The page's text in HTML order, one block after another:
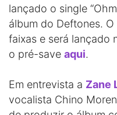
lançado o single
álbum do Deftones.
faixas e será lançado
o pré-save aqui.
Em entrevista a Zane
vocalista Chino